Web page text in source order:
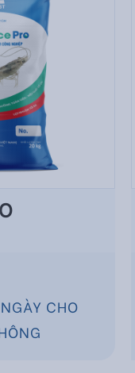
CHO